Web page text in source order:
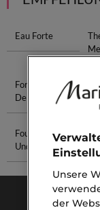
Eau Forte
For Her Eau
De Parfum
Foundation
Und Puder
Unsere
der